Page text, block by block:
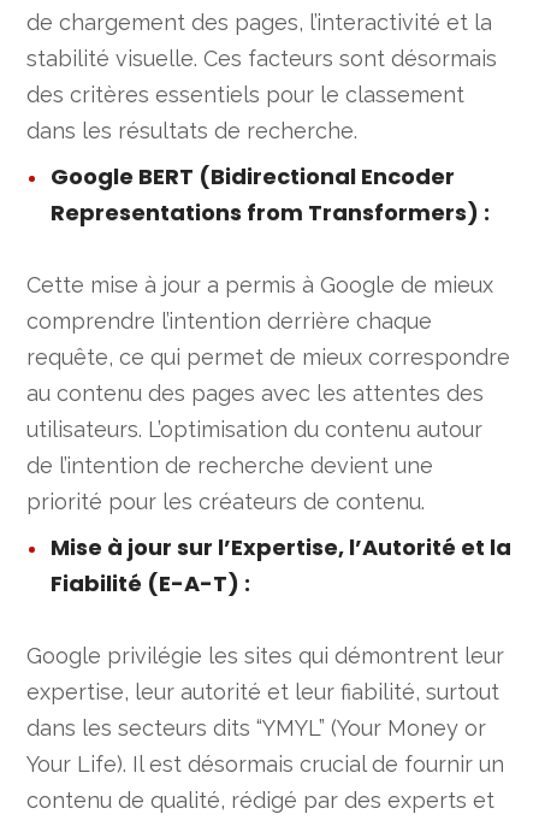
de chargement des pages, l’interactivité et la
stabilité visuelle. Ces facteurs sont désormais
des critères essentiels pour le classement
dans les résultats de recherche.
Google BERT (Bidirectional Encoder
Representations from Transformers) :
Cette mise à jour a permis à Google de mieux
comprendre l’intention derrière chaque
requête, ce qui permet de mieux correspondre
au contenu des pages avec les attentes des
utilisateurs. L’optimisation du contenu autour
de l’intention de recherche devient une
priorité pour les créateurs de contenu.
Mise à jour sur l’Expertise, l’Autorité et la
Fiabilité (E-A-T) :
Google privilégie les sites qui démontrent leur
expertise, leur autorité et leur fiabilité, surtout
dans les secteurs dits “YMYL” (Your Money or
Your Life). Il est désormais crucial de fournir un
contenu de qualité, rédigé par des experts et